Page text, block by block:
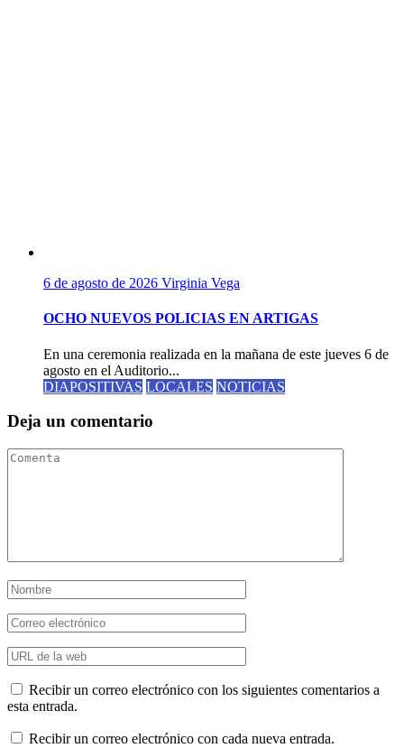
6 de agosto de 2026 Virginia Vega
OCHO NUEVOS POLICIAS EN ARTIGAS
En una ceremonia realizada en la mañana de este jueves 6 de
agosto en el Auditorio...
DIAPOSITIVAS LOCALES NOTICIAS
Deja un comentario
Recibir un correo electrónico con los siguientes comentarios a
esta entrada.
Recibir un correo electrónico con cada nueva entrada.